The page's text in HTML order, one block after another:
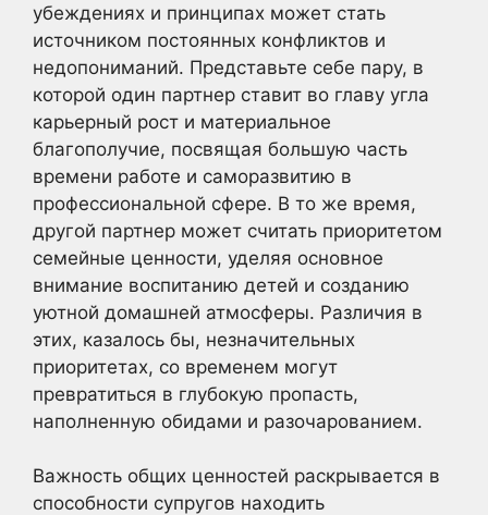
убеждениях и принципах может стать
источником постоянных конфликтов и
недопониманий. Представьте себе пару, в
которой один партнер ставит во главу угла
карьерный рост и материальное
благополучие, посвящая большую часть
времени работе и саморазвитию в
профессиональной сфере. В то же время,
другой партнер может считать приоритетом
семейные ценности, уделяя основное
внимание воспитанию детей и созданию
уютной домашней атмосферы. Различия в
этих, казалось бы, незначительных
приоритетах, со временем могут
превратиться в глубокую пропасть,
наполненную обидами и разочарованием.
Важность общих ценностей раскрывается в
способности супругов находить